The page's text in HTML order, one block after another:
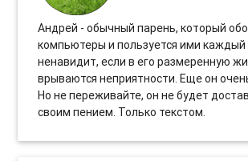
Андрей - обычный парень, который
компьютеры и пользуется ими каждый
ненавидит, если в его размеренную
врываются неприятности. Еще он
Но не переживайте, он не будет
своим пением. Только текстом.